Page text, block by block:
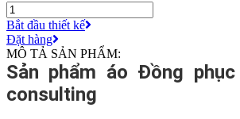
Bắt đầu thiết kế
Đặt hàng
MÔ TẢ SẢN PHẨM:
Sản phẩm áo Đồng
consulting